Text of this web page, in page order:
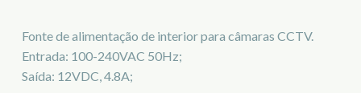
Fonte de alimentação de interior para câmaras CCTV.
Entrada: 100-240VAC 50Hz;
Saída: 12VDC, 4.8A;